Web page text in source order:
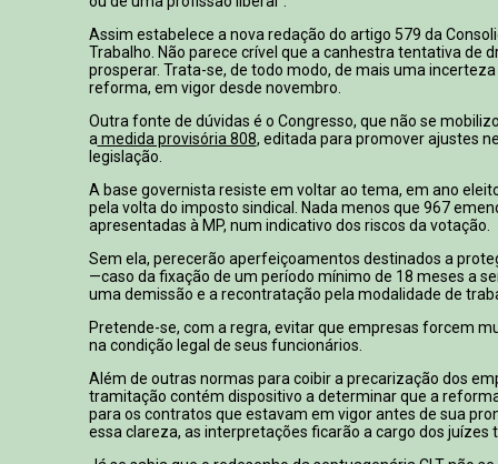
Assim estabelece a nova redação do artigo 579 da
Trabalho. Não parece crível que a canhestra tentativa de
prosperar. Trata-se, de todo modo, de mais uma
reforma, em vigor desde novembro.
Outra fonte de dúvidas é o Congresso, que não se
a medida provisória 808, editada para promover ajustes
legislação.
A base governista resiste em voltar ao tema, em ano
pela volta do imposto sindical. Nada menos que 967
apresentadas à MP, num indicativo dos riscos da votação.
Sem ela, perecerão aperfeiçoamentos destinados a
—caso da fixação de um período mínimo de 18 meses a
uma demissão e a recontratação pela modalidade de
Pretende-se, com a regra, evitar que empresas forcem
na condição legal de seus funcionários.
Além de outras normas para coibir a precarização dos
tramitação contém dispositivo a determinar que a
para os contratos que estavam em vigor antes de sua
essa clareza, as interpretações ficarão a cargo dos juízes